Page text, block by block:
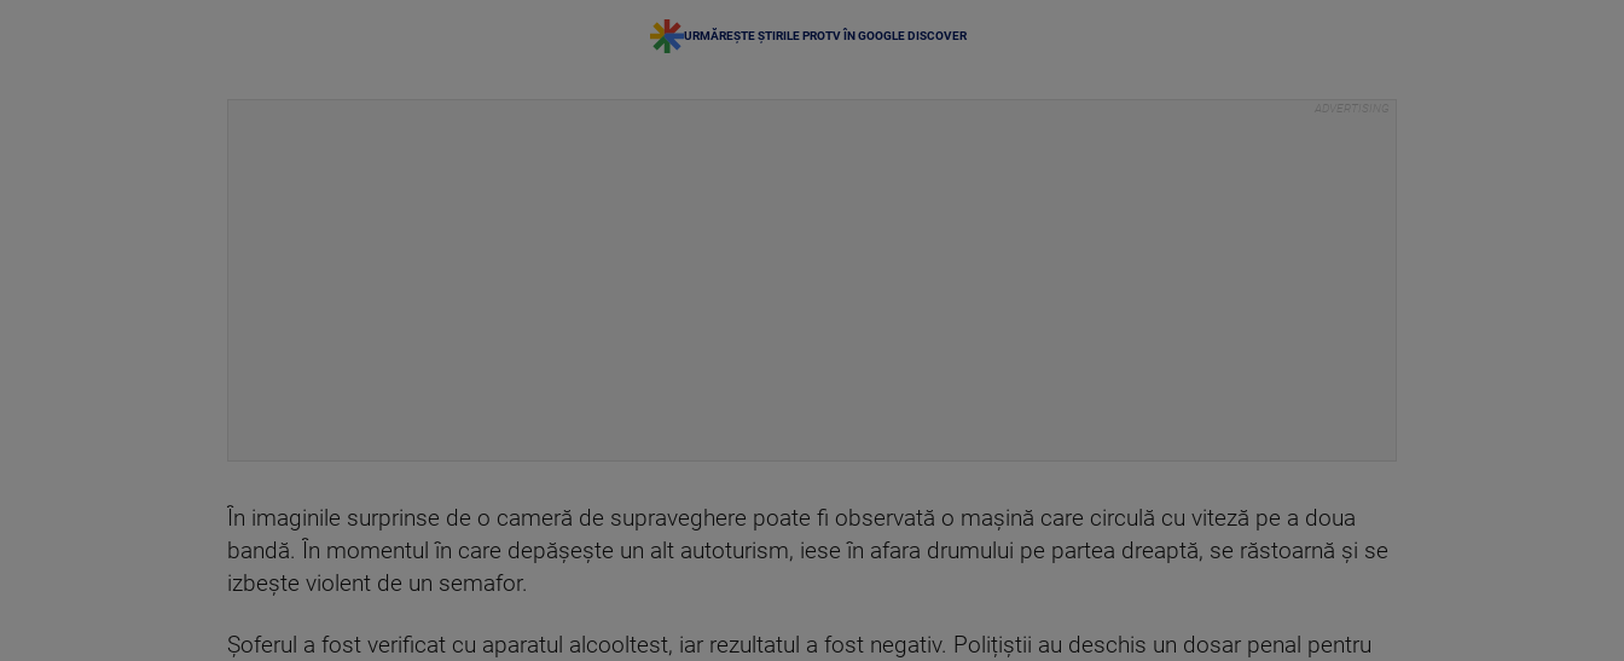
URMĂREȘTE ȘTIRILE PROTV ÎN GOOGLE DISCOVER
În imaginile surprinse de o cameră de supraveghere poate fi observată o mașină care circulă cu viteză pe a doua
bandă. În momentul în care depășește un alt autoturism, iese în afara drumului pe partea dreaptă, se răstoarnă și se
izbește violent de un semafor.
Șoferul a fost verificat cu aparatul alcooltest, iar rezultatul a fost negativ. Polițiștii au deschis un dosar penal pentru